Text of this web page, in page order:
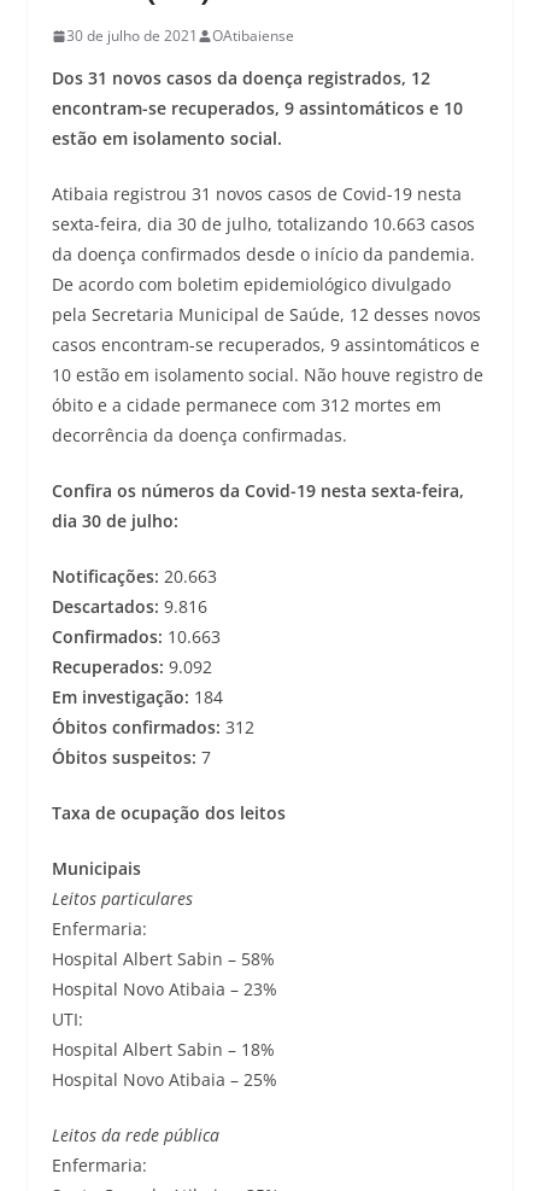
30 de julho de 2021 OAtibaiense
Dos 31 novos casos da doença registrados, 12
encontram-se recuperados, 9 assintomáticos e 10
estão em isolamento social.
Atibaia registrou 31 novos casos de Covid-19 nesta
sexta-feira, dia 30 de julho, totalizando 10.663 casos
da doença confirmados desde o início da pandemia.
De acordo com boletim epidemiológico divulgado
pela Secretaria Municipal de Saúde, 12 desses novos
casos encontram-se recuperados, 9 assintomáticos e
10 estão em isolamento social. Não houve registro de
óbito e a cidade permanece com 312 mortes em
decorrência da doença confirmadas.
Confira os números da Covid-19 nesta sexta-feira,
dia 30 de julho:
Notificações: 20.663
Descartados: 9.816
Confirmados: 10.663
Recuperados: 9.092
Em investigação: 184
Óbitos confirmados: 312
Óbitos suspeitos: 7
Taxa de ocupação dos leitos
Municipais
Leitos particulares
Enfermaria:
Hospital Albert Sabin – 58%
Hospital Novo Atibaia – 23%
UTI:
Hospital Albert Sabin – 18%
Hospital Novo Atibaia – 25%
Leitos da rede pública
Enfermaria: